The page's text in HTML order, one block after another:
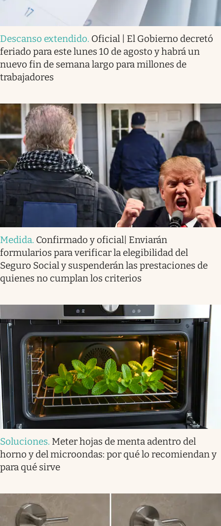
Descanso extendido. Oficial | El Gobierno decretó
feriado para este lunes 10 de agosto y habrá un
nuevo fin de semana largo para millones de
trabajadores
Medida. Confirmado y oficial| Enviarán
formularios para verificar la elegibilidad del
Seguro Social y suspenderán las prestaciones de
quienes no cumplan los criterios
Soluciones. Meter hojas de menta adentro del
horno y del microondas: por qué lo recomiendan y
para qué sirve